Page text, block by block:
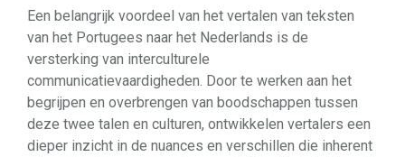
Een belangrijk voordeel van het vertalen van teksten
van het Portugees naar het Nederlands is de
versterking van interculturele
communicatievaardigheden. Door te werken aan het
begrijpen en overbrengen van boodschappen tussen
deze twee talen en culturen, ontwikkelen vertalers een
dieper inzicht in de nuances en verschillen die inherent